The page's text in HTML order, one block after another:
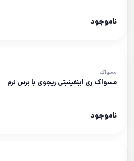
ناموجود
مسواک
مسواک ری اینفینیتی ریجوی با برس نرم
ناموجود